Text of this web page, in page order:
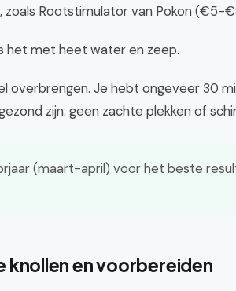
Rootstimulator van Pokon (€5-
het met heet water en zeep.
overbrengen. Je hebt ongeveer 30
zijn: geen zachte plekken of
(maart-april) voor het beste
knollen en voorbereiden